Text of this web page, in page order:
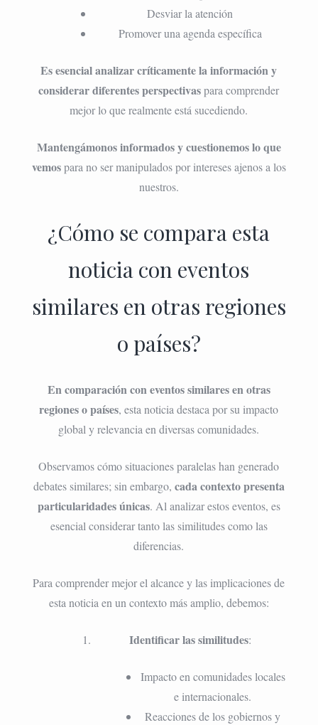
Desviar la atención
Promover una agenda específica
Es esencial analizar críticamente la información y
considerar diferentes perspectivaspara comprender
mejor lo que realmente está sucediendo.
Mantengámonos informados y cuestionemos lo que
vemospara no ser manipulados por intereses ajenos a los
nuestros.
¿Cómo se compara esta
noticia con eventos
similares en otras regiones
o países?
En comparación con eventos similares en otras
regiones o países, esta noticia destaca por su impacto
global y relevancia en diversas comunidades.
Observamos cómo situaciones paralelas han generado
debates similares; sin embargo, cada contexto presenta
particularidades únicas. Al analizar estos eventos, es
esencial considerar tanto las similitudes como las
diferencias.
Para comprender mejor el alcance y las implicaciones de
esta noticia en un contexto más amplio, debemos:
Identificar las similitudes:
Impacto en comunidades locales
e internacionales.
Reacciones de los gobiernos y